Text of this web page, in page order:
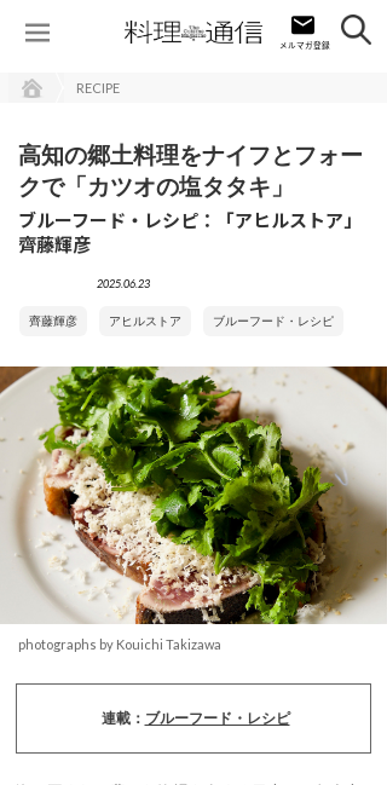
RECIPE
高知の郷土料理をナイフとフォー
クで「カツオの塩タタキ」
ブルーフード・レシピ：「アヒルストア」
齊藤輝彦
2025.06.23
齊藤輝彦 アヒルストア ブルーフード・レシピ
photographs by Kouichi Takizawa
連載： ブルーフード・レシピ